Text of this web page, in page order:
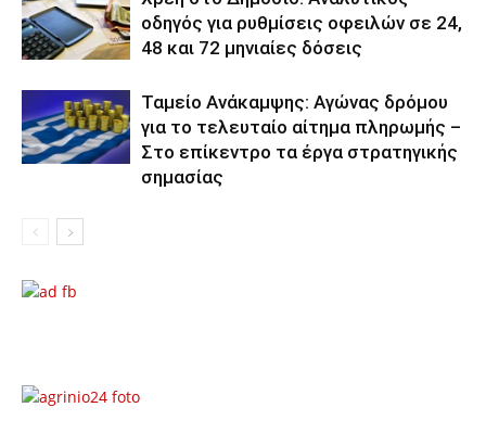
οδηγός για ρυθμίσεις οφειλών σε 24,
48 και 72 μηνιαίες δόσεις
Ταμείο Ανάκαμψης: Αγώνας δρόμου
για το τελευταίο αίτημα πληρωμής –
Στο επίκεντρο τα έργα στρατηγικής
σημασίας